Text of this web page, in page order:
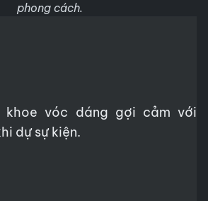
phong cách.